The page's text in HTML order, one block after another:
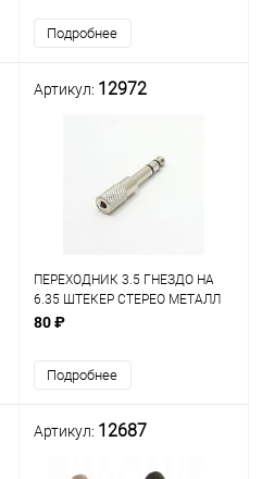
Подробнее
Артикул: 12972
ПЕРЕХОДНИК 3.5 ГНЕЗДО НА
6.35 ШТЕКЕР СТЕРЕО МЕТАЛЛ
PREMIER (2-125)
80 ₽
Подробнее
Артикул: 12687